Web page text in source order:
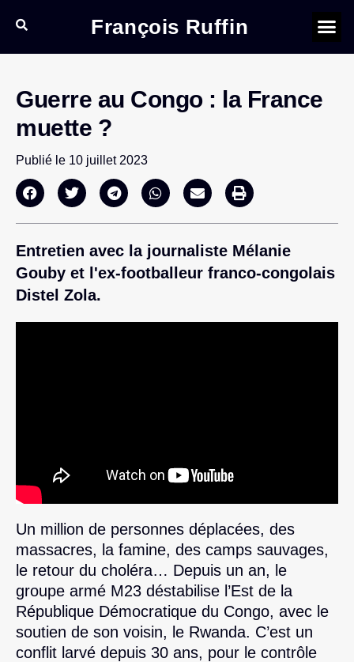
François Ruffin
Guerre au Congo : la France
muette ?
Publié le 10 juillet 2023
Entretien avec la journaliste Mélanie
Gouby et l'ex-footballeur franco-congolais
Distel Zola.
Un million de personnes déplacées, des
massacres, la famine, des camps sauvages,
le retour du choléra… Depuis un an, le
groupe armé M23 déstabilise l’Est de la
République Démocratique du Congo, avec le
soutien de son voisin, le Rwanda. C’est un
conflit larvé depuis 30 ans, pour le contrôle